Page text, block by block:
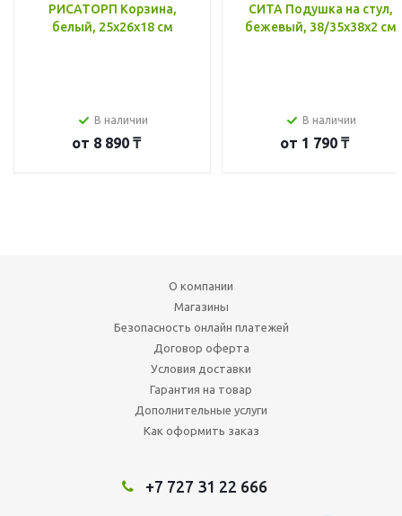
РИСАТОРП Корзина,
белый, 25x26x18 см
В наличии
от 8 890 ₸
СИТА Подушка на стул,
бежевый, 38/35x38x2 см
В наличии
от 1 790 ₸
О компании
Магазины
Безопасность онлайн платежей
Договор оферта
Условия доставки
Гарантия на товар
Дополнительные услуги
Как оформить заказ
+7 727 31 22 666